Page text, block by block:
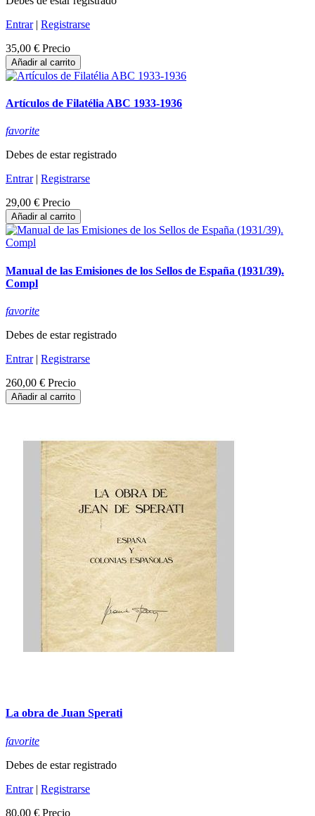
Entrar| Registrarse
35,00 € Precio
Añadir al carrito
Artículos de Filatélia ABC 1933-1936
favorite
Debes de estar registrado
Entrar| Registrarse
29,00 € Precio
Añadir al carrito
Manual de las Emisiones de los Sellos de España (1931/39).
Compl
favorite
Debes de estar registrado
Entrar| Registrarse
260,00 € Precio
Añadir al carrito
La obra de Juan Sperati
favorite
Debes de estar registrado
Entrar| Registrarse
80,00 € Precio